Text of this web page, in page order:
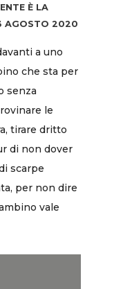
È LA
AGOSTO 2020
a uno
che sta per
senza
le
tirare dritto
di non dover
scarpe
per non dire
vale